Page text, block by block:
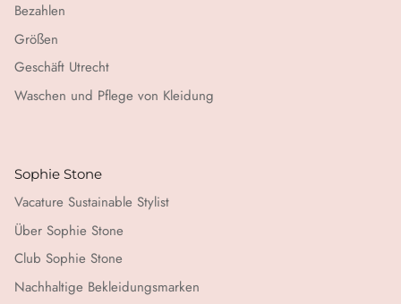
Bezahlen
Größen
Geschäft Utrecht
Waschen und Pflege von Kleidung
Sophie Stone
Vacature Sustainable Stylist
Über Sophie Stone
Club Sophie Stone
Nachhaltige Bekleidungsmarken